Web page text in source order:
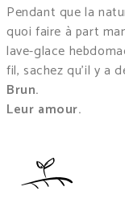
Pendant que la
quoi faire à part
lave-glace
fil, sachez qu’il y a
Brun.
Leur amour.